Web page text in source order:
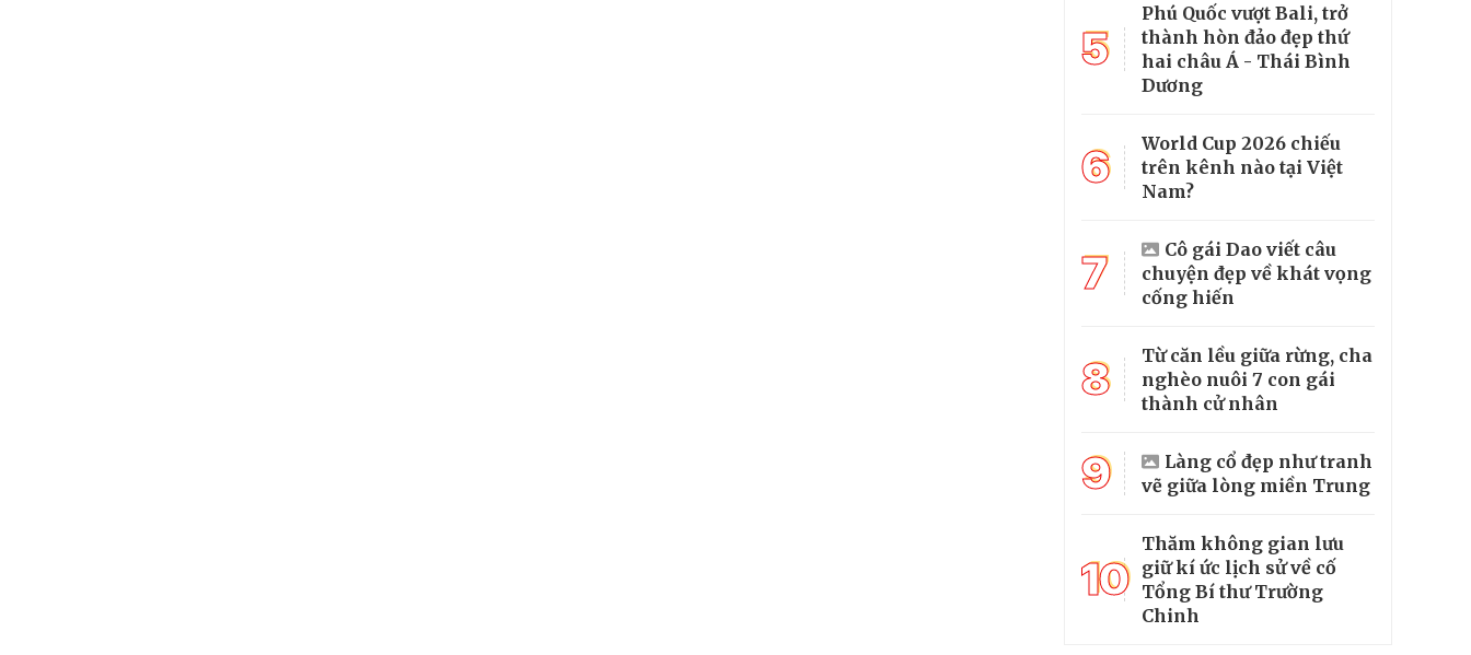
5
Phú Quốc vượt Bali, trở
thành hòn đảo đẹp thứ
hai châu Á - Thái Bình
Dương
6
World Cup 2026 chiếu
trên kênh nào tại Việt
Nam?
7
Cô gái Dao viết câu
chuyện đẹp về khát vọng
cống hiến
8
Từ căn lều giữa rừng, cha
nghèo nuôi 7 con gái
thành cử nhân
9
Làng cổ đẹp như tranh
vẽ giữa lòng miền Trung
10
Thăm không gian lưu
giữ kí ức lịch sử về cố
Tổng Bí thư Trường
Chinh